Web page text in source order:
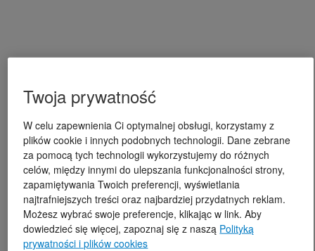
Twoja prywatność
W celu zapewnienia Ci optymalnej obsługi, korzystamy z
plików cookie i innych podobnych technologii. Dane zebrane
za pomocą tych technologii wykorzystujemy do różnych
celów, między innymi do ulepszania funkcjonalności strony,
zapamiętywania Twoich preferencji, wyświetlania
najtrafniejszych treści oraz najbardziej przydatnych reklam.
Możesz wybrać swoje preferencje, klikając w link. Aby
dowiedzieć się więcej, zapoznaj się z naszą Polityką
prywatności i plików cookies